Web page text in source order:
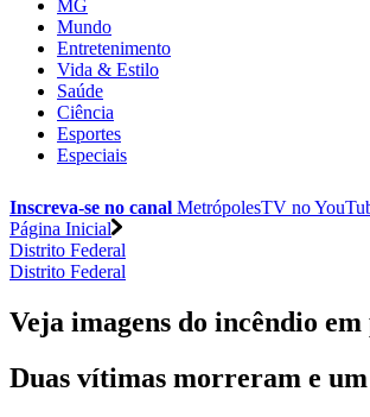
MG
Mundo
Entretenimento
Vida & Estilo
Saúde
Ciência
Esportes
Especiais
Inscreva-se no canal MetrópolesTV no
Página Inicial
Distrito Federal
Distrito Federal
Veja imagens do incêndio
Duas vítimas morreram e